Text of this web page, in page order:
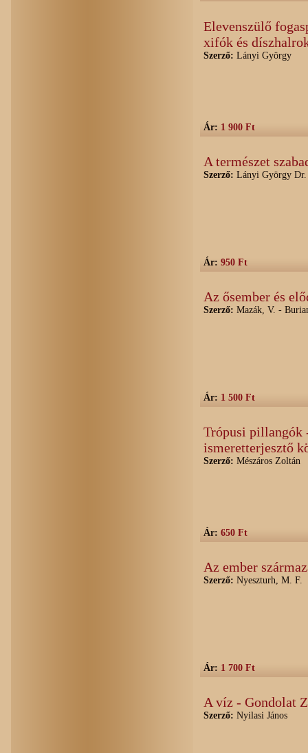
Elevenszülő
xifók és
Szerző: Lányi György
Ár: 1 900 Ft
A természet
Szerző: Lányi György Dr.
Ár: 950 Ft
Az ősember és
Szerző: Mazák, V. -
Ár: 1 500 Ft
Trópusi pillangók
ismeretterjesztő
Szerző: Mészáros Zoltán
Ár: 650 Ft
Az ember
Szerző: Nyeszturh, M. F.
Ár: 1 700 Ft
A víz - Gondolat
Szerző: Nyilasi János